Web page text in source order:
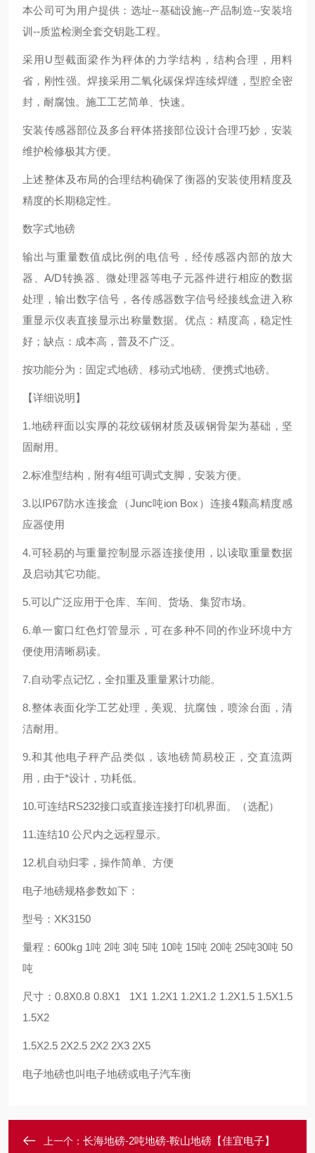
本公司可为用户提供：选址--基础设施--产品制造--安装培
训--质监检测全套交钥匙工程。
采用U型截面梁作为秤体的力学结构，结构合理，用料
省，刚性强。焊接采用二氧化碳保焊连续焊缝，型腔全密
封，耐腐蚀。施工工艺简单、快速。
安装传感器部位及多台秤体搭接部位设计合理巧妙，安装
维护检修极其方便。
上述整体及布局的合理结构确保了衡器的安装使用精度及
精度的长期稳定性。
数字式地磅
输出与重量数值成比例的电信号，经传感器内部的放大
器、A/D转换器、微处理器等电子元器件进行相应的数据
处理，输出数字信号，各传感器数字信号经接线盒进入称
重显示仪表直接显示出称量数据。优点：精度高，稳定性
好；缺点：成本高，普及不广泛。
按功能分为：固定式地磅、移动式地磅、便携式地磅。
【详细说明】
1.地磅秤面以实厚的花纹碳钢材质及碳钢骨架为基础，坚
固耐用。
2.标准型结构，附有4组可调式支脚，安装方便。
3.以IP67防水连接盒（Junc吨ion Box）连接4颗高精度感
应器使用
4.可轻易的与重量控制显示器连接使用，以读取重量数据
及启动其它功能。
5.可以广泛应用于仓库、车间、货场、集贸市场。
6.单一窗口红色灯管显示，可在多种不同的作业环境中方
便使用清晰易读。
7.自动零点记忆，全扣重及重量累计功能。
8.整体表面化学工艺处理，美观、抗腐蚀，喷涂台面，清
洁耐用。
9.和其他电子秤产品类似，该地磅简易校正，交直流两
用，由于*设计，功耗低。
10.可连结RS232接口或直接连接打印机界面。（选配）
11.连结10 公尺内之远程显示。
12.机自动归零，操作简单、方便
电子地磅规格参数如下：
型号：XK3150
量程：600kg 1吨 2吨 3吨 5吨 10吨 15吨 20吨 25吨30吨 50
吨
尺寸：0.8X0.8 0.8X1 1X1 1.2X1 1.2X1.2 1.2X1.5 1.5X1.5
1.5X2
1.5X2.5 2X2.5 2X2 2X3 2X5
电子地磅也叫电子地磅或电子汽车衡
上一个： 长海地磅-2吨地磅-鞍山地磅【佳宜电子】